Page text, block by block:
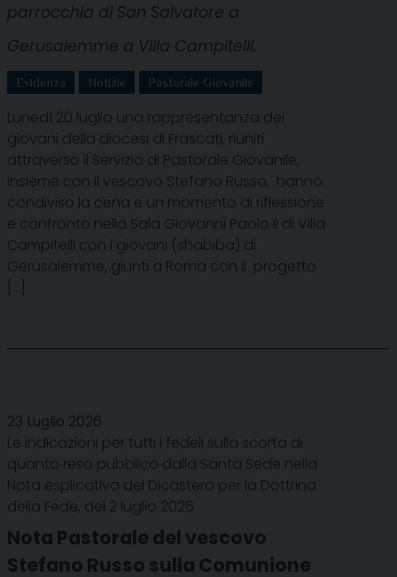
parrocchia di San Salvatore a
Gerusalemme a Villa Campitelli.
Evidenza Notizie Pastorale Giovanile
Lunedì 20 luglio una rappresentanza dei
giovani della diocesi di Frascati, riuniti
attraverso il Servizio di Pastorale Giovanile,
insieme con il vescovo Stefano Russo, hanno
condiviso la cena e un momento di riflessione
e confronto nella Sala Giovanni Paolo II di Villa
Campitelli con i giovani (shabiba) di
Gerusalemme, giunti a Roma con il progetto
23 Luglio 2026
Le indicazioni per tutti i fedeli sulla scorta di
quanto reso pubblico dalla Santa Sede nella
Nota esplicativa del Dicastero per la Dottrina
della Fede, del 2 luglio 2026
Nota Pastorale del vescovo
Stefano Russo sulla Comunione